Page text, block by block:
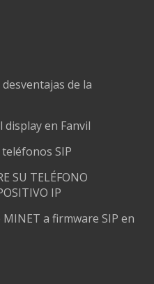
de la
display en Fanvil
SIP
SU TELÉFONO
IP
a firmware SIP en